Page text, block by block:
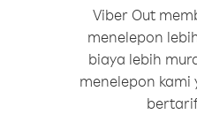
Viber Out
menelepon
biaya lebih
menelepon kami